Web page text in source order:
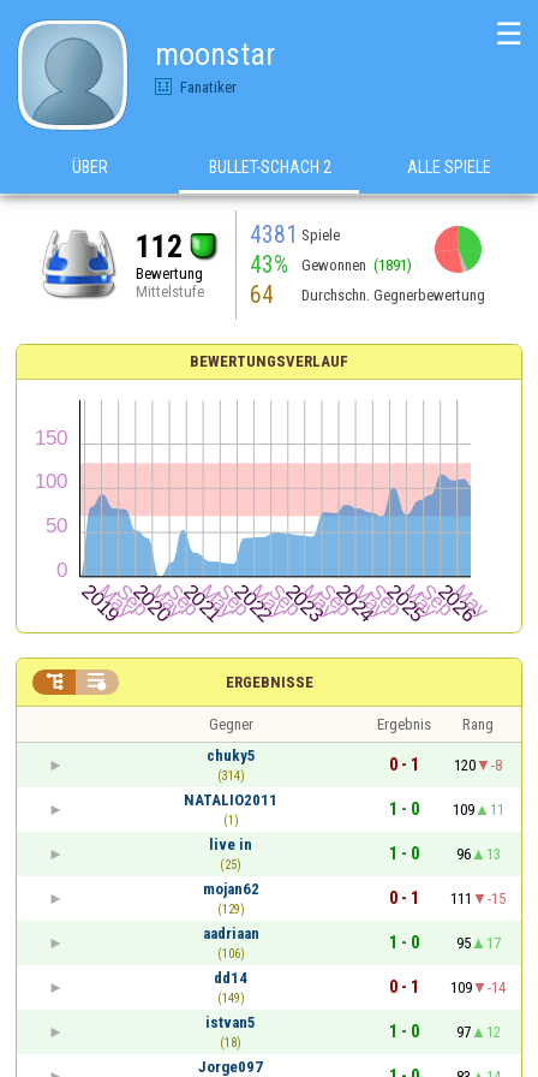
moonstar
Fanatiker
☰
ÜBER BULLET-SCHACH 2 ALLE SPIELE
112
Bewertung
Mittelstufe
4381 Spiele
43% Gewonnen (1891)
64 Durchschn. Gegnerbewertung
BEWERTUNGSVERLAUF
ERGEBNISSE
 
Gegner Ergebnis
Rang
chuky5
(314)
0 - 1 120
-8
NATALIO2011
(1)
1 - 0 109
11
live in
(25)
1 - 0 96
13
mojan62
(129)
0 - 1 111
-15
aadriaan
(106)
1 - 0 95
17
dd14
(149)
0 - 1 109
-14
istvan5
(18)
1 - 0 97
12
Jorge097